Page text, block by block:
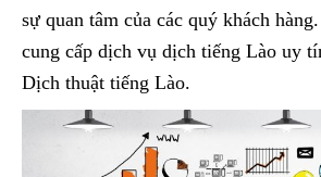
sự quan tâm của các quý khách
cung cấp dịch vụ dịch tiếng Lào uy
Dịch thuật tiếng Lào.